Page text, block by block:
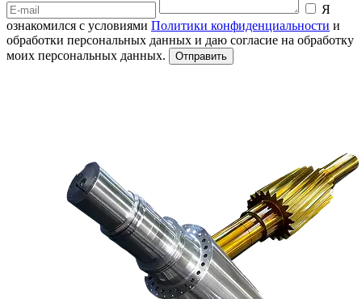
Я
ознакомился с условиями Политики конфиденциальности и
обработки персональных данных и даю согласие на обработку
моих персональных данных.
Отправить